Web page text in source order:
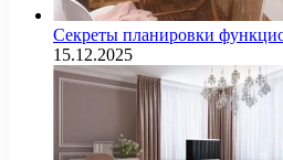
Секреты планировки
15.12.2025